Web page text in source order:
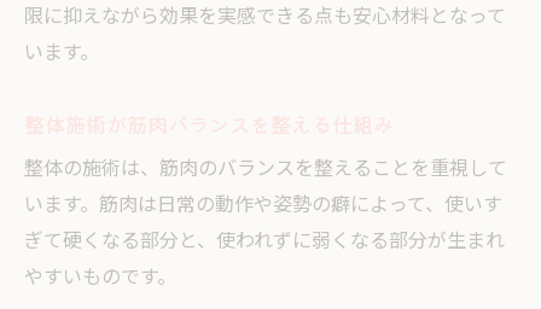
限に抑えながら効果を実感できる点も安心材料となって
います。
整体の施術は、筋肉のバランスを整えることを重視して
います。筋肉は日常の動作や姿勢の癖によって、使いす
ぎて硬くなる部分と、使われずに弱くなる部分が生まれ
やすいものです。